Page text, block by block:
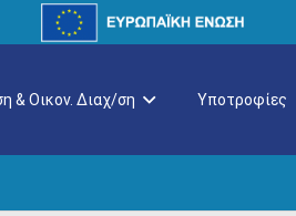
& Οικον. Διαχ/ση Υποτροφίες